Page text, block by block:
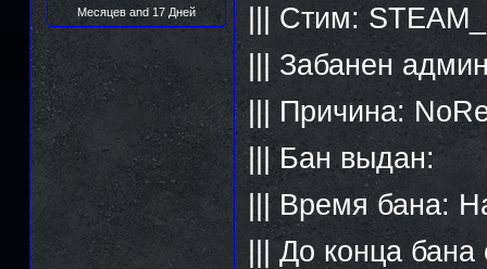
Месяцев and 17 Дней
||| Стим:
||| Забанен
||| Причина:
||| Бан выдан:
||| Время бана:
||| До конца